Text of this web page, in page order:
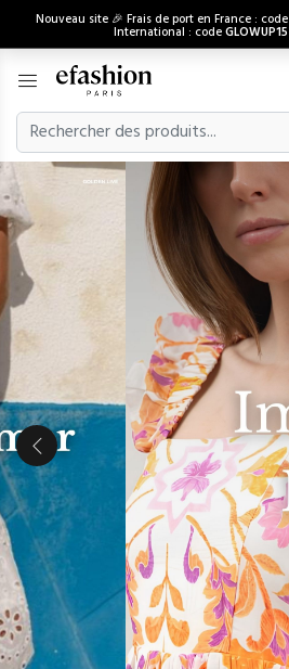
Nouveau site 🎉 Frais de port en France : code
International : codeGLOWUP15